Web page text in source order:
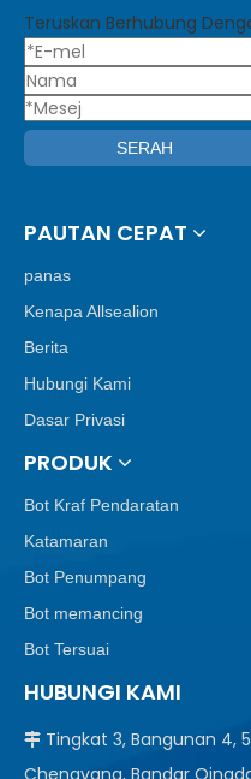
Teruskan Berhubung
SERAH
PAUTAN CEPAT
panas
Kenapa Allsealion
Berita
Hubungi Kami
Dasar Privasi
PRODUK
Bot Kraf Pendaratan
Katamaran
Bot Penumpang
Bot memancing
Bot Tersuai
HUBUNGI KAMI
 Tingkat 3, Bangunan 4,
Chengyang, Bandar